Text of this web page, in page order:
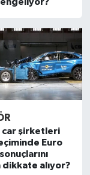
car şirketleri
Euro
dikkate alıyor?